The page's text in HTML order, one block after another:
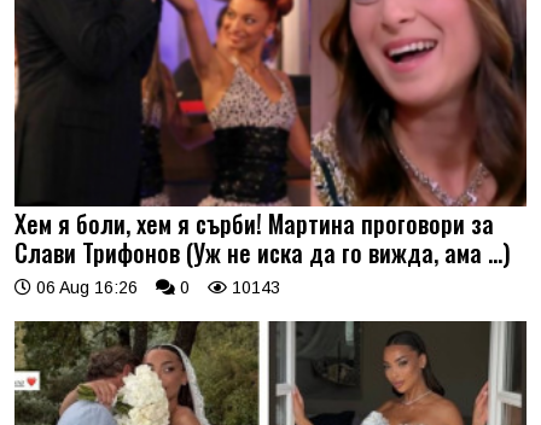
Хем я боли, хем я сърби! Мартина проговори за
Слави Трифонов (Уж не иска да го вижда, ама …)
06 Aug 16:26 0 10143